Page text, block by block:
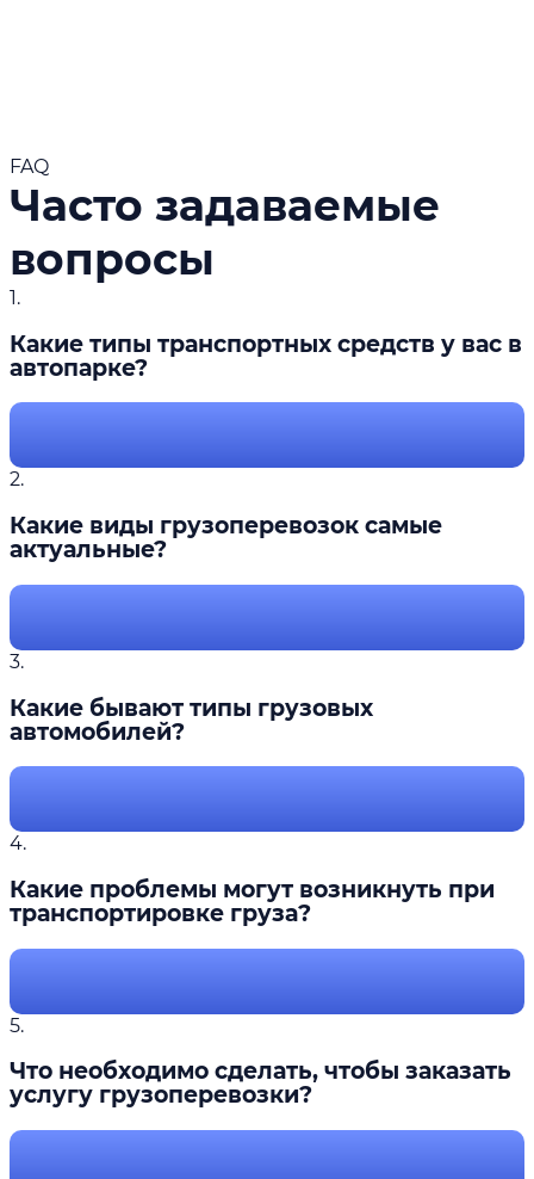
FAQ
Часто задаваемые
вопросы
1.
Какие типы транспортных средств у вас в
автопарке?
2.
Какие виды грузоперевозок самые
актуальные?
3.
Какие бывают типы грузовых
автомобилей?
4.
Какие проблемы могут возникнуть при
транспортировке груза?
5.
Что необходимо сделать, чтобы заказать
услугу грузоперевозки?